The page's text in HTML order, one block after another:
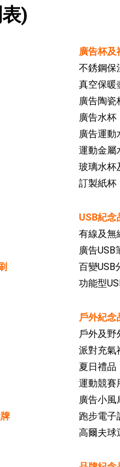
)
廣告杯及
不銹鋼保
真空保暖
廣告陶瓷
廣告水杯
廣告運動
運動金屬
玻璃水杯
訂製紙杯
USB紀念
有線及無
廣告USB
百變USB
功能型
戶外紀念
戶外及野
派對充氣
夏日禮品
運動競賽
廣告小風
跑步電子
高爾夫球